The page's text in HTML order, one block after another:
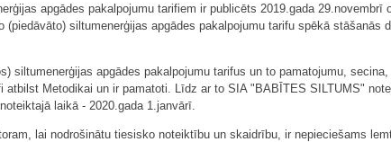
apgādes pakalpojumu tarifiem ir publicēts 2019.gada 29.novembrī
siltumenerģijas apgādes pakalpojumu tarifu spēkā stāšanās
siltumenerģijas apgādes pakalpojumu tarifus un to pamatojumu,
Metodikai un ir pamatoti. Līdz ar to SIA "BABĪTES SILTUMS"
laikā - 2020.gada 1.janvārī.
lai nodrošinātu tiesisko noteiktību un skaidrību, ir nepieciešams